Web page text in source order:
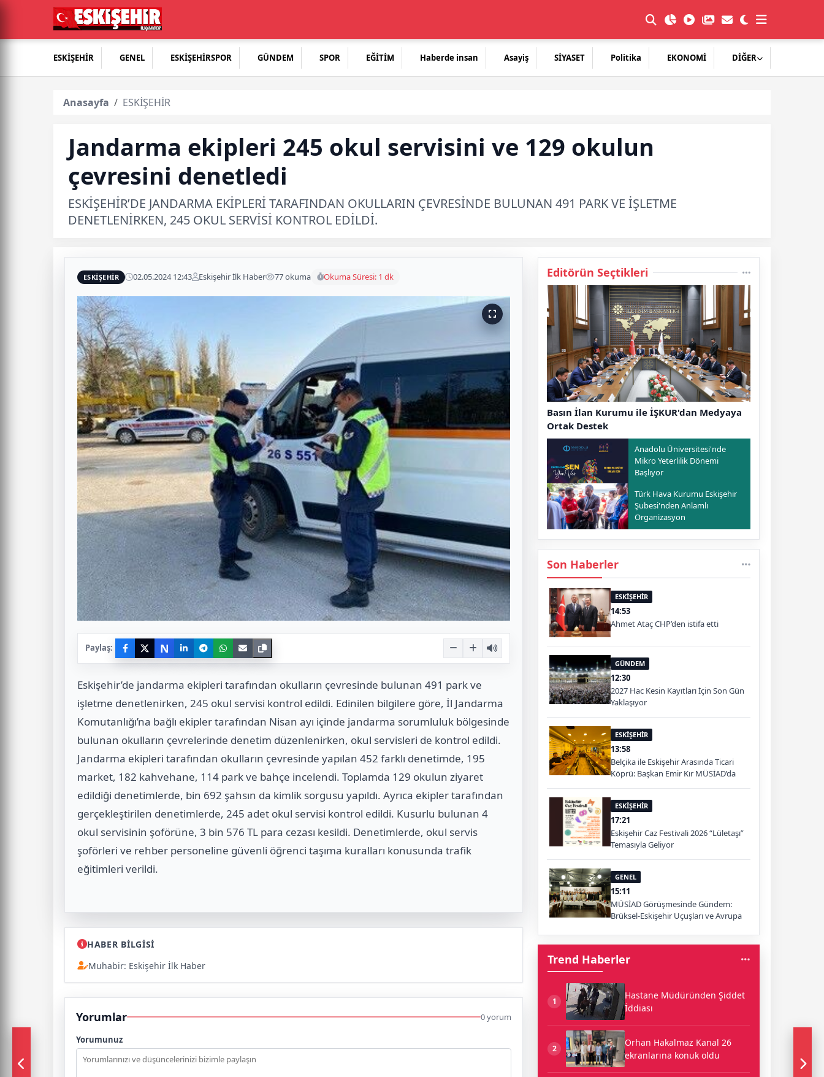
ESKİŞEHİR GENEL ESKİŞEHİRSPOR GÜNDEM SPOR EĞİTİM Haberde insan Asayiş SİYASET Politika EKONOMİ DİĞER
Anasayfa ESKİŞEHİR
Jandarma ekipleri 245 okul servisini ve 129 okulun
çevresini denetledi
ESKİŞEHİR’DE JANDARMA EKİPLERİ TARAFINDAN OKULLARIN ÇEVRESİNDE BULUNAN 491 PARK VE İŞLETME
DENETLENİRKEN, 245 OKUL SERVİSİ KONTROL EDİLDİ.
ESKİŞEHİR 02.05.2024 12:43 Eskişehir İlk Haber 77 okuma Okuma Süresi: 1 dk
Paylaş: N
Eskişehir’de jandarma ekipleri tarafından okulların çevresinde bulunan 491 park ve
işletme denetlenirken, 245 okul servisi kontrol edildi. Edinilen bilgilere göre, İl Jandarma
Komutanlığı’na bağlı ekipler tarafından Nisan ayı içinde jandarma sorumluluk bölgesinde
bulunan okulların çevrelerinde denetim düzenlenirken, okul servisleri de kontrol edildi.
Jandarma ekipleri tarafından okulların çevresinde yapılan 452 farklı denetimde, 195
market, 182 kahvehane, 114 park ve bahçe incelendi. Toplamda 129 okulun ziyaret
edildiği denetimlerde, bin 692 şahsın da kimlik sorgusu yapıldı. Ayrıca ekipler tarafından
gerçekleştirilen denetimlerde, 245 adet okul servisi kontrol edildi. Kusurlu bulunan 4
okul servisinin şoförüne, 3 bin 576 TL para cezası kesildi. Denetimlerde, okul servis
şoförleri ve rehber personeline güvenli öğrenci taşıma kuralları konusunda trafik
eğitimleri verildi.
HABER BİLGİSİ
Muhabir: Eskişehir İlk Haber
Yorumlar 0 yorum
Yorumunuz
Editörün Seçtikleri
Basın İlan Kurumu ile İŞKUR'dan Medyaya
Ortak Destek
Anadolu Üniversitesi'nde
Mikro Yeterlilik Dönemi
Başlıyor
Türk Hava Kurumu Eskişehir
Şubesi'nden Anlamlı
Organizasyon
Son Haberler
ESKİŞEHİR
14:53
Ahmet Ataç CHP’den istifa etti
GÜNDEM
12:30
2027 Hac Kesin Kayıtları İçin Son Gün
Yaklaşıyor
ESKİŞEHİR
13:58
Belçika ile Eskişehir Arasında Ticari
Köprü: Başkan Emir Kır MÜSİAD’da
ESKİŞEHİR
17:21
Eskişehir Caz Festivali 2026 “Lületaşı”
Temasıyla Geliyor
GENEL
15:11
MÜSİAD Görüşmesinde Gündem:
Brüksel-Eskişehir Uçuşları ve Avrupa
Trend Haberler
1
Hastane Müdüründen Şiddet
İddiası
2
Orhan Hakalmaz Kanal 26
ekranlarına konuk oldu